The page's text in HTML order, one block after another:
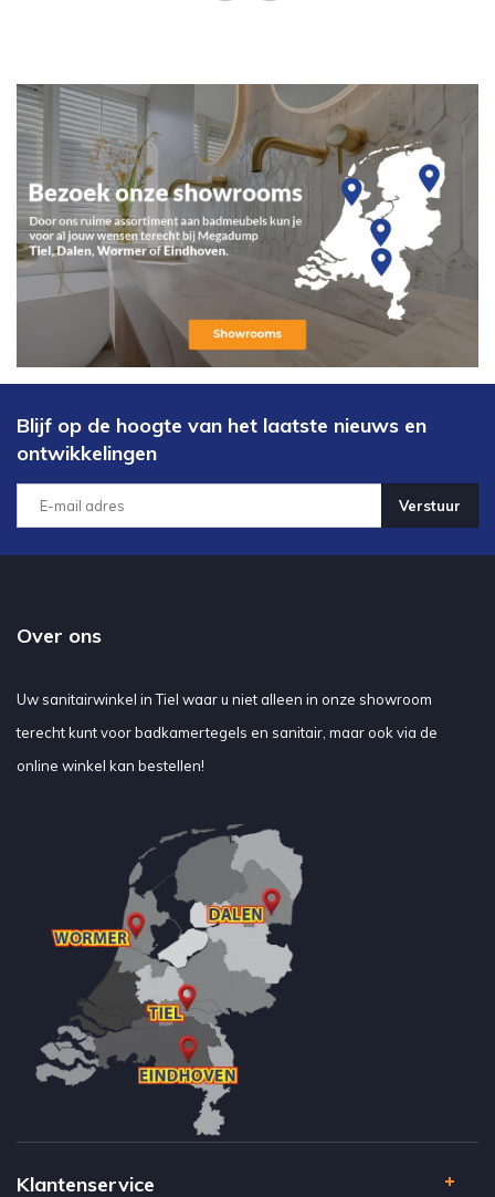
Blijf op de hoogte van het laatste nieuws en
ontwikkelingen
Verstuur
Over ons
Uw sanitairwinkel in Tiel waar u niet alleen in onze showroom
terecht kunt voor badkamertegels en sanitair, maar ook via de
online winkel kan bestellen!
Klantenservice